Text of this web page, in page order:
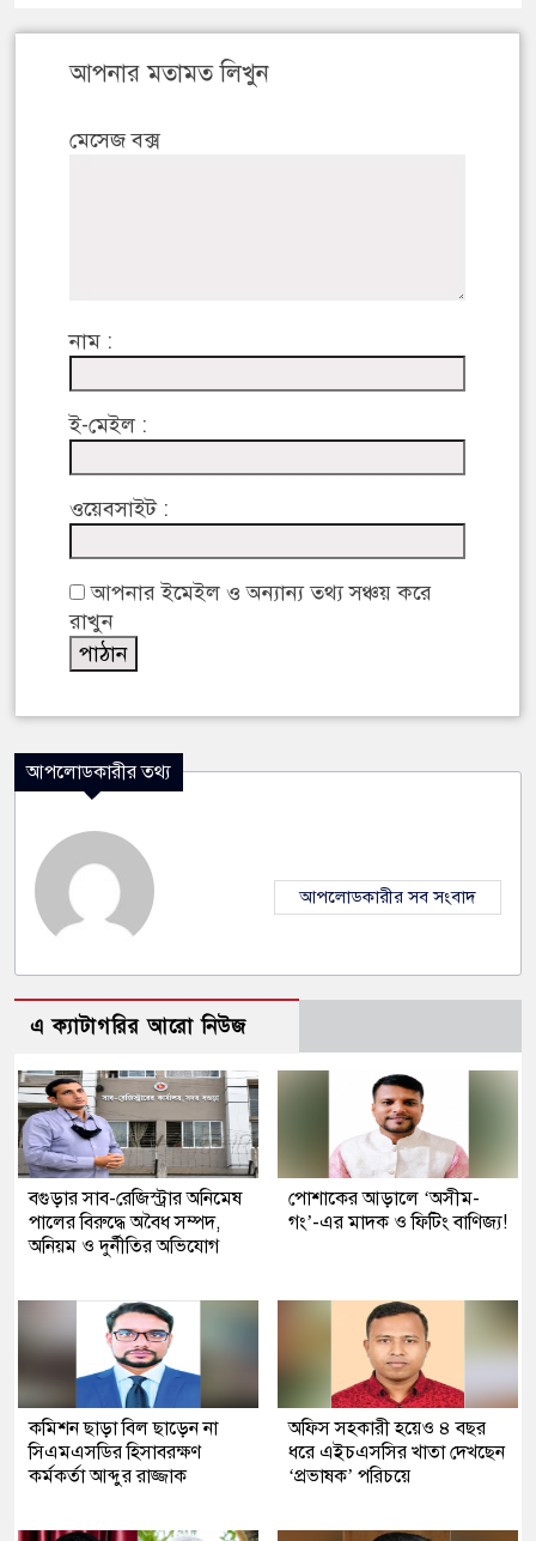
আপনার মতামত লিখুন
মেসেজ বক্স
নাম :
ই-মেইল :
ওয়েবসাইট :
আপনার ইমেইল ও অন্যান্য তথ্য সঞ্চয় করে
রাখুন
আপলোডকারীর তথ্য
আপলোডকারীর সব সংবাদ
এ ক্যাটাগরির আরো নিউজ
বগুড়ার সাব-রেজিস্ট্রার অনিমেষ
পালের বিরুদ্ধে অবৈধ সম্পদ,
অনিয়ম ও দুর্নীতির অভিযোগ
পোশাকের আড়ালে ‘অসীম-
গং’-এর মাদক ও ফিটিং বাণিজ্য!
কমিশন ছাড়া বিল ছাড়েন না
সিএমএসডির হিসাবরক্ষণ
কর্মকর্তা আব্দুর রাজ্জাক
অফিস সহকারী হয়েও ৪ বছর
ধরে এইচএসসির খাতা দেখছেন
‘প্রভাষক’ পরিচয়ে